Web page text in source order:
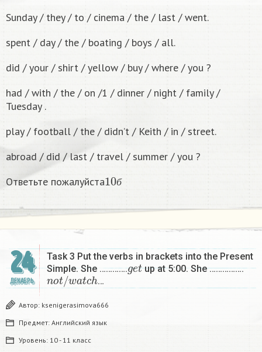
Sunday / they / to / cinema / the / last / went.
spent / day / the / boating / boys / all.
did / your / shirt / yellow / buy / where / you ?
had / with / the / on /1 / dinner / night / family /
Tuesday .
play / football / the / didn’t / Keith / in / street.
abroad / did / last / travel / summer / you ?
Ответьте пожалуйста
б
10
24
ДЕКАБРЬ
Task 3 Put the verbs in brackets into the Present
Simple. She ………….
g et
up at 5:00. She …………….
not/watch
…
Автор: ksenigerasimova666
Предмет: Английский язык
Уровень: 10 - 11 класс